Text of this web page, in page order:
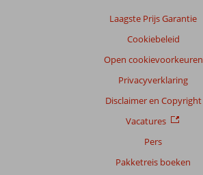
Laagste Prijs Garantie
Cookiebeleid
Open cookievoorkeuren
Privacyverklaring
Disclaimer en Copyright
Vacatures
Pers
Pakketreis boeken